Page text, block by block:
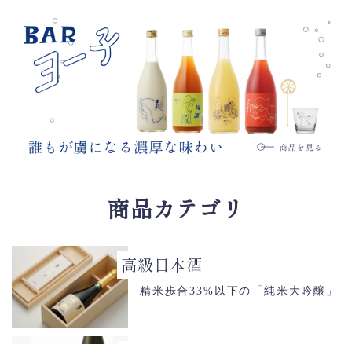
商品カテゴリ
高級日本酒
精米歩合33%以下の「純米大吟醸」